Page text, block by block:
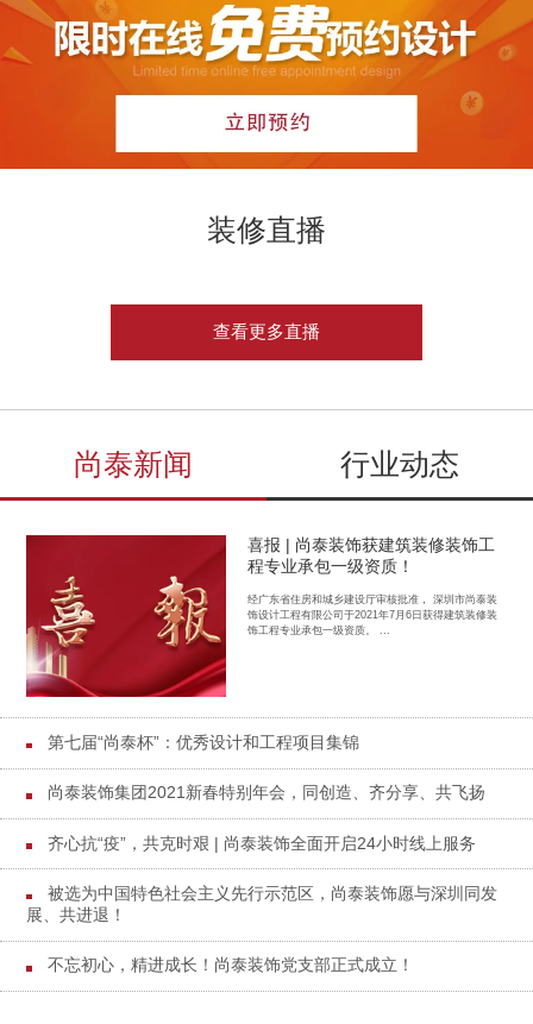
装修直播
查看更多直播
尚泰新闻 行业动态
喜报 | 尚泰装饰获建筑装修装饰工
程专业承包一级资质！
经广东省住房和城乡建设厅审核批准， 深圳市尚泰装
饰设计工程有限公司于2021年7月6日获得建筑装修装
饰工程专业承包一级资质。 ...
第七届“尚泰杯”：优秀设计和工程项目集锦
尚泰装饰集团2021新春特别年会，同创造、齐分享、共飞扬
齐心抗“疫”，共克时艰 | 尚泰装饰全面开启24小时线上服务
被选为中国特色社会主义先行示范区，尚泰装饰愿与深圳同发
展、共进退！
不忘初心，精进成长！尚泰装饰党支部正式成立！